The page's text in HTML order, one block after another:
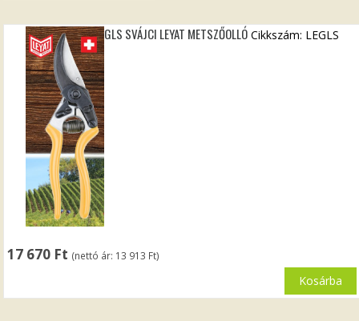
GLS SVÁJCI LEYAT METSZŐOLLÓ
17 670 Ft (nettó ár: 13 913 Ft)
Cikkszám: LEGLS
Kosárba